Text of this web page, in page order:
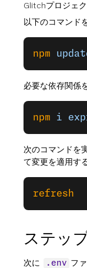
Glitchプロジェ
以下のコマンド
npm
必要な依存関係
npm i
次のコマンドを
て変更を適用す
refresh
ステッ
次に .env フ